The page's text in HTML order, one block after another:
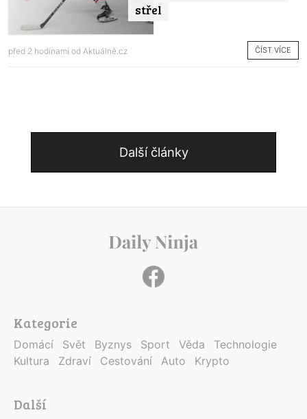
střel
před 2 hodinami od Aktuálně.cz ČÍST VÍCE
Další články
Kategorie
Domácí Svět Byznys Sport Věda
Technologie
Kultura
Zdraví Cestování Auto Krypto
Další